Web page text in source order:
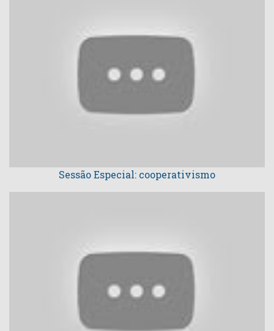
Sessão Especial: cooperativismo